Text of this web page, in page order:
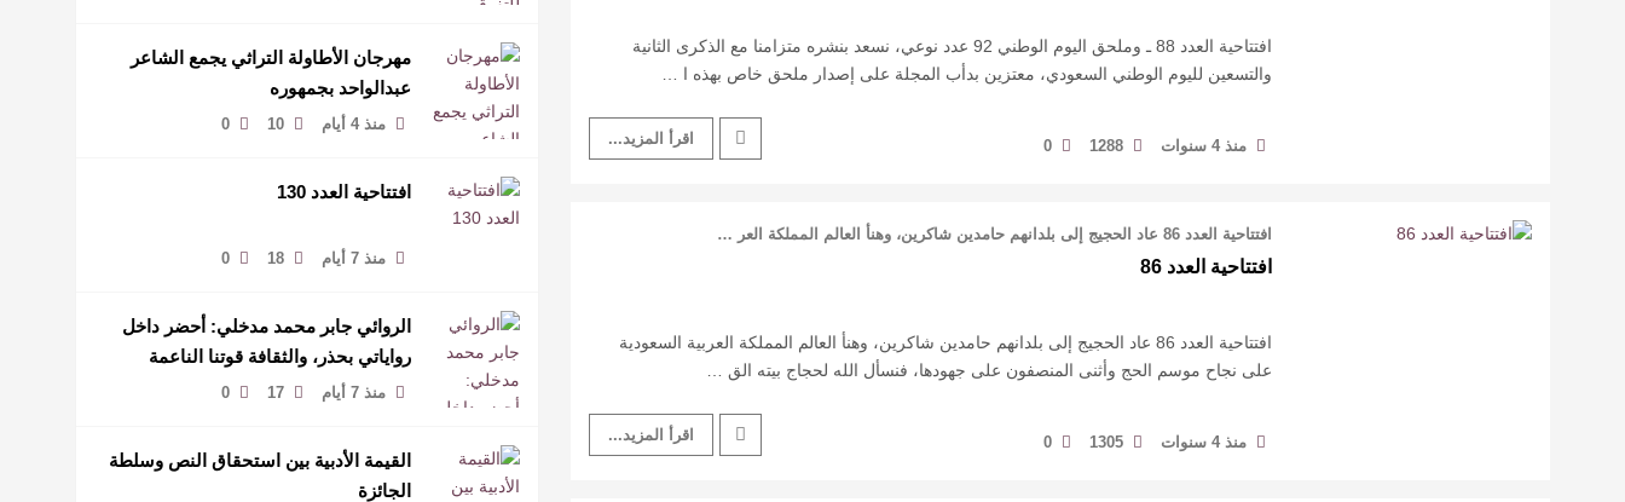
مهرجان الأطاولة التراثي يجمع الشاعر
عبدالواحد بجمهوره
منذ 4 أيام 10
0
افتتاحية العدد 130
منذ 7 أيام 18
0
الروائي جابر محمد مدخلي: أحضر داخل
رواياتي بحذر، والثقافة قوتنا الناعمة
لمخاطبة العالم.
منذ 7 أيام 17
0
القيمة الأدبية بين استحقاق النص وسلطة
الجائزة
افتتاحية العدد 88 ـ وملحق اليوم الوطني 92 عدد نوعي، نسعد بنشره متزامنا مع الذكرى الثانية
والتسعين لليوم الوطني السعودي، معتزين بدأب المجلة على إصدار ملحق خاص بهذه ا …
منذ 4 سنوات 1288
0 اقرأ المزيد...
افتتاحية العدد 86 عاد الحجيج إلى بلدانهم حامدين شاكرين، وهنأ العالم المملكة العر …
افتتاحية العدد 86
افتتاحية العدد 86 عاد الحجيج إلى بلدانهم حامدين شاكرين، وهنأ العالم المملكة العربية السعودية
على نجاح موسم الحج وأثنى المنصفون على جهودها، فنسأل الله لحجاج بيته الق …
منذ 4 سنوات 1305
0 اقرأ المزيد...